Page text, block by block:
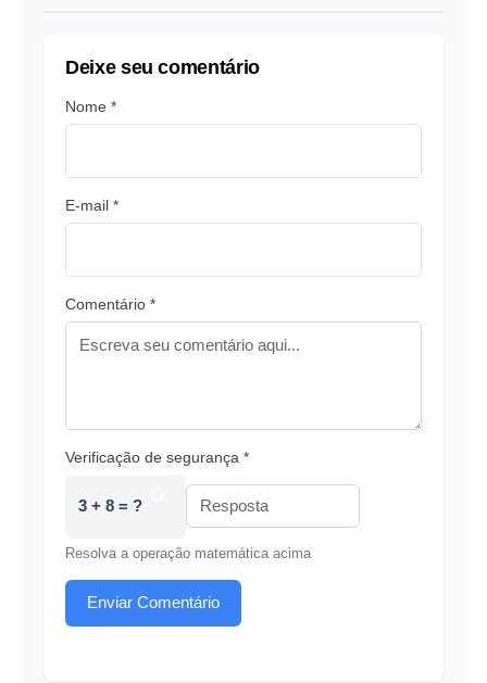
Deixe seu comentário
Nome *
E-mail *
Comentário *
Verificação de segurança *
3 + 8 = ?
Resolva a operação matemática acima
Enviar Comentário